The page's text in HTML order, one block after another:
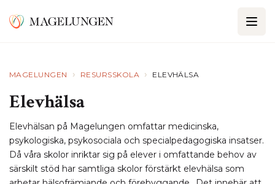
MAGELUNGEN › RESURSSKOLA › ELEVHÄLSA
Elevhälsa
Elevhälsan på Magelungen omfattar medicinska,
psykologiska, psykosociala och specialpedagogiska insatser.
Då våra skolor inriktar sig på elever i omfattande behov av
särskilt stöd har samtliga skolor förstärkt elevhälsa som